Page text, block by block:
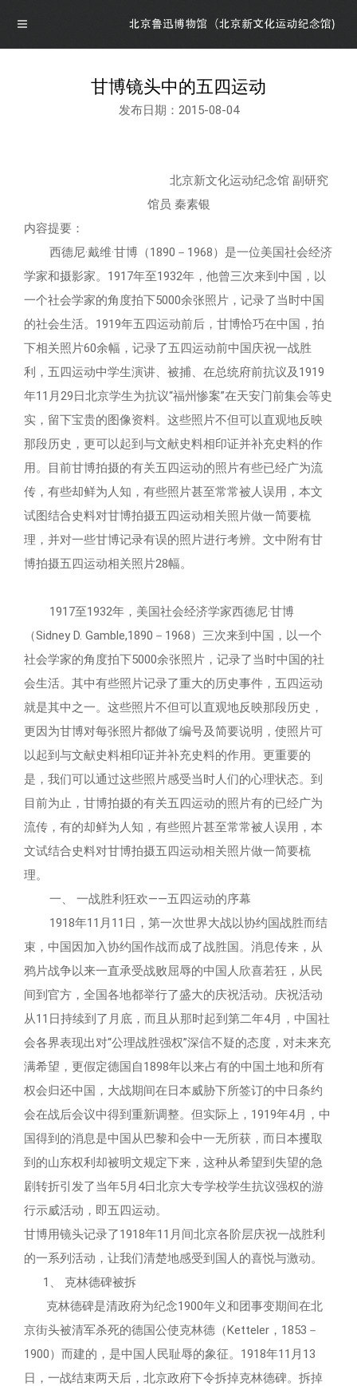
展览
最新展览
基本陈列
展览回顾
鲁迅故居
北大红楼
学术研究
学术成果
新文化讲堂
鲁迅研究月刊
在线检索系统
馆藏精品
手稿
藏书
美术品
展览藏品
其他
教育宣传
社会教育
开放服务
文创产品
甘博镜头中的五四运动
发布日期：2015-08-04
北京新文化运动纪念馆 副研究
馆员 秦素银
内容提要：
西德尼·戴维·甘博（1890－1968）是一位美国社会经济
学家和摄影家。1917年至1932年，他曾三次来到中国，以
一个社会学家的角度拍下5000余张照片，记录了当时中国
的社会生活。1919年五四运动前后，甘博恰巧在中国，拍
下相关照片60余幅，记录了五四运动前中国庆祝一战胜
利，五四运动中学生演讲、被捕、在总统府前抗议及1919
年11月29日北京学生为抗议“福州惨案”在天安门前集会等史
实，留下宝贵的图像资料。这些照片不但可以直观地反映
那段历史，更可以起到与文献史料相印证并补充史料的作
用。目前甘博拍摄的有关五四运动的照片有些已经广为流
传，有些却鲜为人知，有些照片甚至常常被人误用，本文
试图结合史料对甘博拍摄五四运动相关照片做一简要梳
理，并对一些甘博记录有误的照片进行考辨。文中附有甘
博拍摄五四运动相关照片28幅。
1917至1932年，美国社会经济学家西德尼·甘博
（Sidney D. Gamble,1890－1968）三次来到中国，以一个
社会学家的角度拍下5000余张照片，记录了当时中国的社
会生活。其中有些照片记录了重大的历史事件，五四运动
就是其中之一。这些照片不但可以直观地反映那段历史，
更因为甘博对每张照片都做了编号及简要说明，使照片可
以起到与文献史料相印证并补充史料的作用。更重要的
是，我们可以通过这些照片感受当时人们的心理状态。到
目前为止，甘博拍摄的有关五四运动的照片有的已经广为
流传，有的却鲜为人知，有些照片甚至常常被人误用，本
文试结合史料对甘博拍摄五四运动相关照片做一简要梳
理。
一、 一战胜利狂欢――五四运动的序幕
1918年11月11日，第一次世界大战以协约国战胜而结
束，中国因加入协约国作战而成了战胜国。消息传来，从
鸦片战争以来一直承受战败屈辱的中国人欣喜若狂，从民
间到官方，全国各地都举行了盛大的庆祝活动。庆祝活动
从11日持续到了月底，而且从那时起到第二年4月，中国社
会各界表现出对“公理战胜强权”深信不疑的态度，对未来充
满希望，更假定德国自1898年以来占有的中国土地和所有
权会归还中国，大战期间在日本威胁下所签订的中日条约
会在战后会议中得到重新调整。但实际上，1919年4月，中
国得到的消息是中国从巴黎和会中一无所获，而日本攫取
到的山东权利却被明文规定下来，这种从希望到失望的急
剧转折引发了当年5月4日北京大专学校学生抗议强权的游
行示威活动，即五四运动。
甘博用镜头记录了1918年11月间北京各阶层庆祝一战胜利
的一系列活动，让我们清楚地感受到国人的喜悦与激动。
1、 克林德碑被拆
克林德碑是清政府为纪念1900年义和团事变期间在北
京街头被清军杀死的德国公使克林德（Ketteler，1853－
1900）而建的，是中国人民耻辱的象征。1918年11月13
日，一战结束两天后，北京政府下令拆掉克林德碑。拆掉